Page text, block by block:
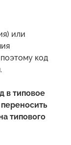
или
код
в типовое
типового